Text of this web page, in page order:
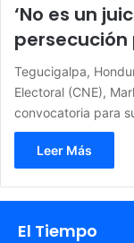
‘No es un
Tegucigalpa,
Electoral (CNE),
convocatoria para
Leer Más
El Tiempo